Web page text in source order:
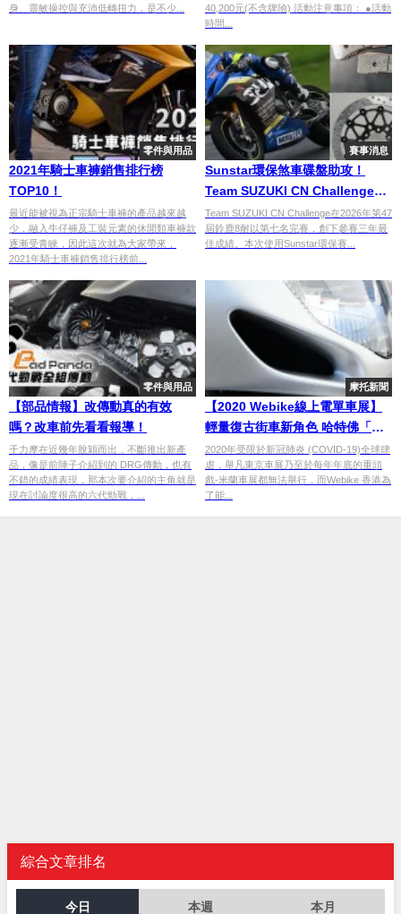
身、靈敏操控與充沛低轉扭力，是不少...
40,200元(不含牌險) 活動注意事項： ●活動
時間...
零件與用品
2021年騎士車褲銷售排行榜
TOP10！
最近能被視為正宗騎士車褲的產品越來越
少，融入牛仔褲及工裝元素的休閒類車褲款
逐漸受青睞，因此這次就為大家帶來，
2021年騎士車褲銷售排行榜前...
賽事消息
Sunstar環保煞車碟盤助攻！
Team SUZUKI CN Challenge鈴
鹿8耐奪第七名×CO2減少50%×低
粉塵環保賽事技術
Team SUZUKI CN Challenge在2026年第47
屆鈴鹿8耐以第七名完賽，創下參賽三年最
佳成績。本次使用Sunstar環保賽...
零件與用品
【部品情報】改傳動真的有效
嗎？改車前先看看報導！
千力摩在近幾年脫穎而出，不斷推出新產
品，像是前陣子介紹到的 DRG傳動，也有
不錯的成績表現，那本次要介紹的主角就是
現在討論度很高的六代勁戰，...
摩托新聞
【2020 Webike線上電單車展】
輕量復古街車新角色 哈特佛「雲
豹Classic S 250i」
2020年受限於新冠肺炎 (COVID-19)全球肆
虐，舉凡東京車展乃至於每年年底的重頭
戲-米蘭車展都無法舉行，而Webike 香港為
了能...
綜合文章排名
今日 本週 本月